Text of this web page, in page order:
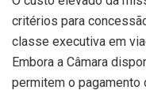
critérios para
classe executiva em
Embora a Câmara
permitem o